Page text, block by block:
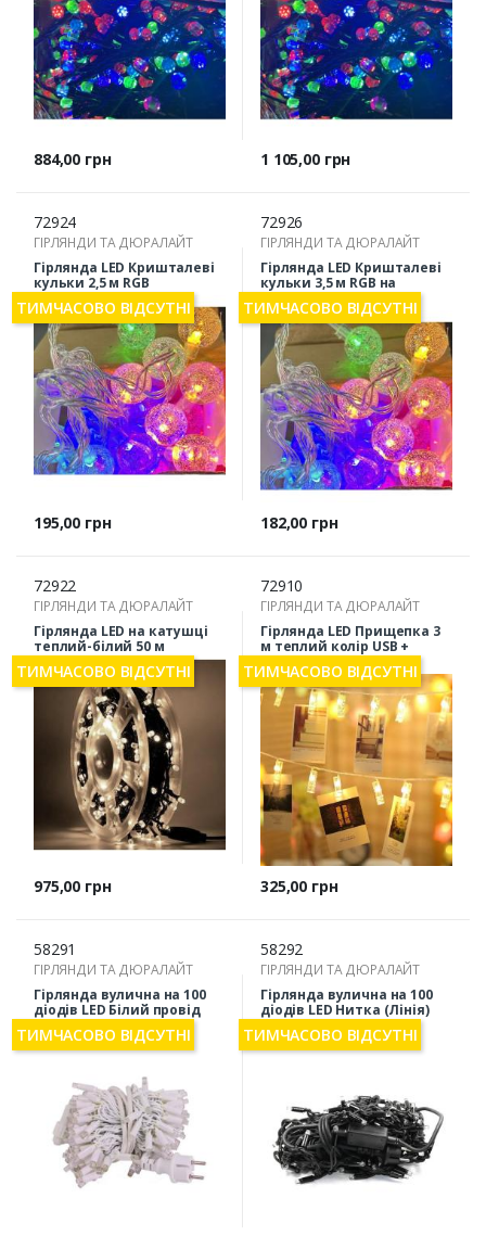
Ціна
884,00 грн Ціна
1 105,00 грн
72924
ГІРЛЯНДИ ТА ДЮРАЛАЙТ
Гірлянда LED Кришталеві
кульки 2,5 м RGB
Ціна
195,00 грн
ТИМЧАСОВО ВІДСУТНІ
72926
ГІРЛЯНДИ ТА ДЮРАЛАЙТ
Гірлянда LED Кришталеві
кульки 3,5 м RGB на
батарейках
Ціна
182,00 грн
ТИМЧАСОВО ВІДСУТНІ
72922
ГІРЛЯНДИ ТА ДЮРАЛАЙТ
Гірлянда LED на катушці
теплий-білий 50 м
Ціна
975,00 грн
ТИМЧАСОВО ВІДСУТНІ
72910
ГІРЛЯНДИ ТА ДЮРАЛАЙТ
Гірлянда LED Прищепка 3
м теплий колір USB +
батарейки
Ціна
325,00 грн
ТИМЧАСОВО ВІДСУТНІ
58291
ГІРЛЯНДИ ТА ДЮРАЛАЙТ
Гірлянда вулична на 100
діодів LED Білий провід
Нитка (Лінія) White
ТИМЧАСОВО ВІДСУТНІ
58292
ГІРЛЯНДИ ТА ДЮРАЛАЙТ
Гірлянда вулична на 100
діодів LED Нитка (Лінія)
Warm
ТИМЧАСОВО ВІДСУТНІ